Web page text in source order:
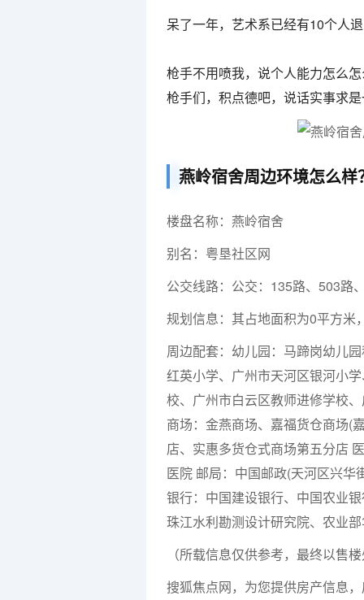
呆了一年，艺术系已经有10个人
枪手不用喷我，说个人能力怎么
枪手们，积点德吧，说话实事求
燕岭宿舍周边环境怎么
楼盘名称：燕岭宿舍
别名：粤垦社区网
公交线路：公交：135路、503路
规划信息：其占地面积为0平方米
周边配套：幼儿园：马蹄岗幼儿
红英小学、广州市天河区银河小
校、广州市白云区教师进修学校
商场：金燕商场、嘉福货仓商场(
店、实惠多货仓式商场第五分店
医院 邮局：中国邮政(天河区兴
银行：中国建设银行、中国农业
珠江水利勘测设计研究院、农业
（所载信息仅供参考，最终以售
搜狐焦点网，为您提供房产信息